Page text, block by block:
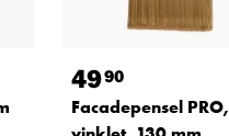
4990
Facadepensel PRO,